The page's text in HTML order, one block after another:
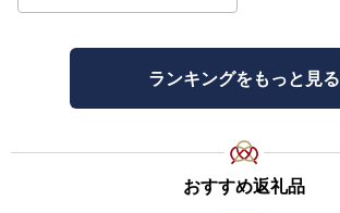
ランキングをもっと見る
おすすめ返礼品